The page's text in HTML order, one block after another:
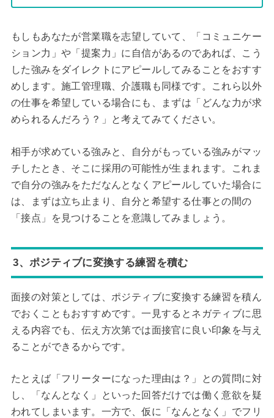
もしもあなたが営業職を志望していて、「コミュニケー
ション力」や「提案力」に自信があるのであれば、こう
した強みをダイレクトにアピールしてみることをおすす
めします。施工管理職、介護職も同様です。これら以外
の仕事を希望している場合にも、まずは「どんな力が求
められるんだろう？」と考えてみてください。
相手が求めている強みと、自分がもっている強みがマッ
チしたとき、そこに採用の可能性が生まれます。これま
で自分の強みをただなんとなくアピールしていた場合に
は、まずは立ち止まり、自分と希望する仕事との間の
「接点」を見つけることを意識してみましょう。
3、ポジティブに変換する練習を積む
面接の対策としては、ポジティブに変換する練習を積ん
でおくこともおすすめです。一見するとネガティブに思
える内容でも、伝え方次第では面接官に良い印象を与え
ることができるからです。
たとえば「フリーターになった理由は？」との質問に対
し、「なんとなく」といった回答だけでは働く意欲を疑
われてしまいます。一方で、仮に「なんとなく」でフリ